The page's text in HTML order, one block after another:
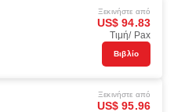
Ξεκινήστε από
US$ 94.83
Τιμή/ Pax
Βιβλίο
Ξεκινήστε από
US$ 95.96